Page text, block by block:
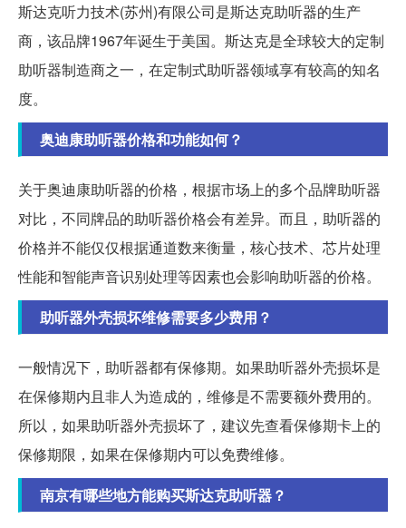
斯达克听力技术(苏州)有限公司是斯达克助听器的生产
商，该品牌1967年诞生于美国。斯达克是全球较大的定制
助听器制造商之一，在定制式助听器领域享有较高的知名
度。
奥迪康助听器价格和功能如何？
关于奥迪康助听器的价格，根据市场上的多个品牌助听器
对比，不同牌品的助听器价格会有差异。而且，助听器的
价格并不能仅仅根据通道数来衡量，核心技术、芯片处理
性能和智能声音识别处理等因素也会影响助听器的价格。
助听器外壳损坏维修需要多少费用？
一般情况下，助听器都有保修期。如果助听器外壳损坏是
在保修期内且非人为造成的，维修是不需要额外费用的。
所以，如果助听器外壳损坏了，建议先查看保修期卡上的
保修期限，如果在保修期内可以免费维修。
南京有哪些地方能购买斯达克助听器？